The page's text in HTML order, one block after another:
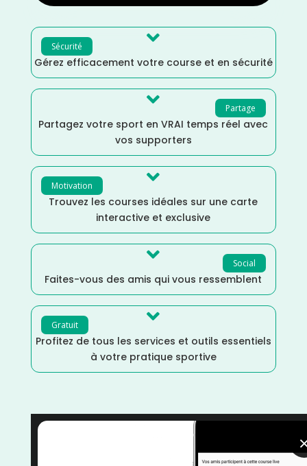
Sécurité 
Gérez efficacement votre course et en sécurité
Partage

Partagez votre sport en VRAI temps réel avec
vos supporters
Motivation 
Trouvez les courses idéales sur une carte
interactive et exclusive
Social

Faites-vous des amis qui vous ressemblent
Gratuit 
Profitez de tous les services et outils essentiels
à votre pratique sportive
Distance Faible/courses